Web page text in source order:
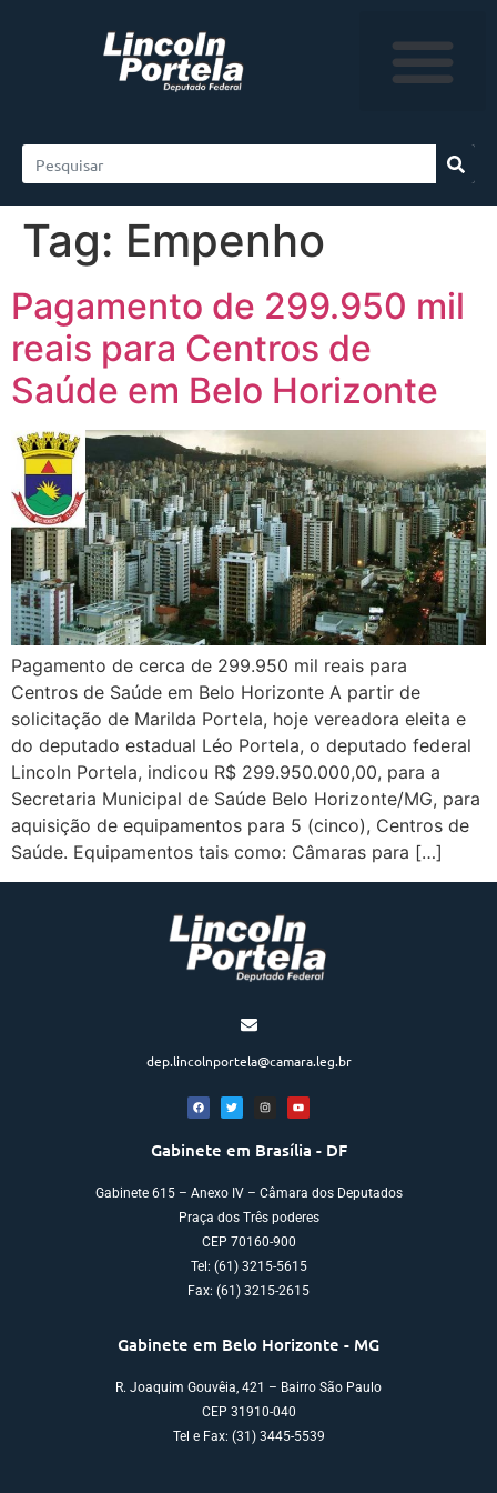
Tag: Empenho
Pagamento de 299.950 mil
reais para Centros de
Saúde em Belo Horizonte
Pagamento de cerca de 299.950 mil reais para
Centros de Saúde em Belo Horizonte A partir de
solicitação de Marilda Portela, hoje vereadora eleita e
do deputado estadual Léo Portela, o deputado federal
Lincoln Portela, indicou R$ 299.950.000,00, para a
Secretaria Municipal de Saúde Belo Horizonte/MG, para
aquisição de equipamentos para 5 (cinco), Centros de
Saúde. Equipamentos tais como: Câmaras para […]
dep.lincolnportela@camara.leg.br
Gabinete em Brasília - DF
Gabinete 615 – Anexo IV – Câmara dos Deputados
Praça dos Três poderes
CEP 70160-900
Tel: (61) 3215-5615
Fax: (61) 3215-2615
Gabinete em Belo Horizonte - MG
R. Joaquim Gouvêia, 421 – Bairro São Paulo
CEP 31910-040
Tel e Fax: (31) 3445-5539